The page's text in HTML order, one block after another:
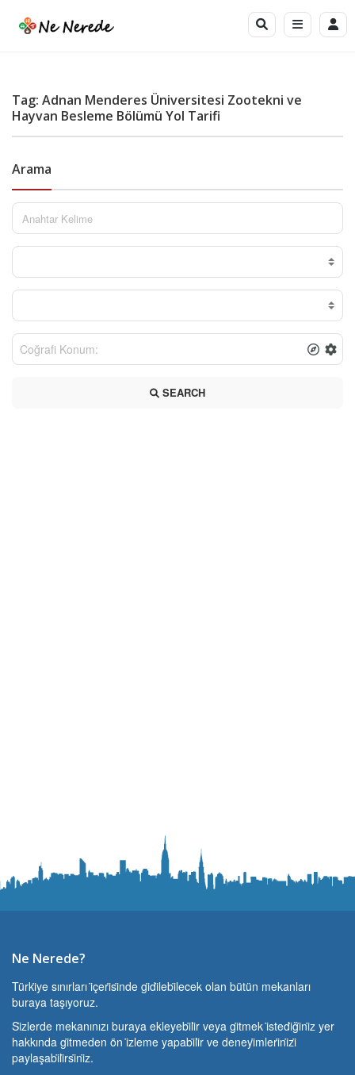
Tag: Adnan Menderes Üniversitesi Zootekni ve
Hayvan Besleme Bölümü Yol Tarifi
Arama
SEARCH
Ne Nerede?
Türki̇ye sınırları i̇çeri̇si̇nde gi̇di̇lebi̇lecek olan bütün mekanları
buraya taşıyoruz.
Si̇zlerde mekanınızı buraya ekleyebi̇li̇r veya gi̇tmek i̇stedi̇ği̇ni̇z yer
hakkında gi̇tmeden ön i̇zleme yapabi̇li̇r ve deneyi̇mleri̇ni̇zi̇
paylaşabi̇li̇rsi̇ni̇z.